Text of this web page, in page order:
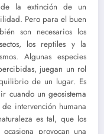
de la extinción de un
Pero para el buen
son necesarios los
los reptiles y la
Algunas especies
juegan un rol
de un lugar. Es
cuando un geosistema
intervención humana
es tal, que los
provocan una